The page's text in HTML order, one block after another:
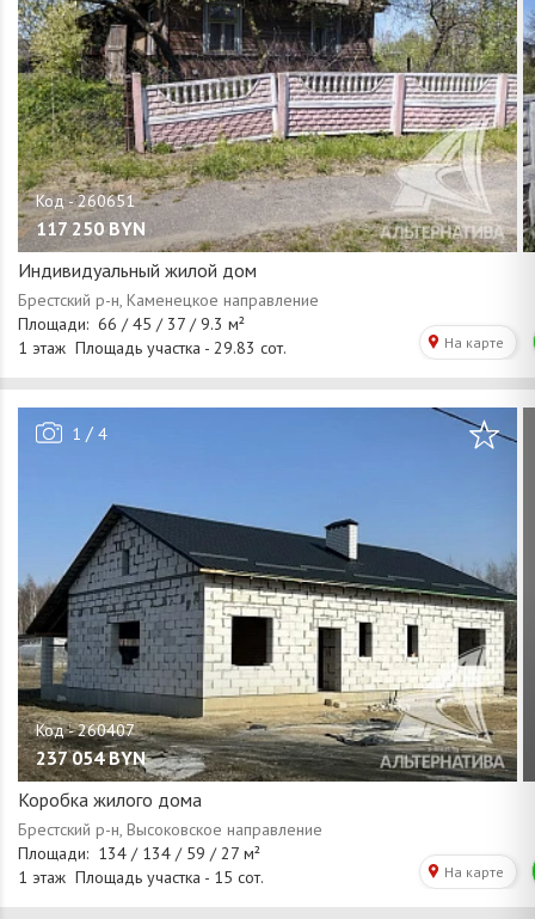
117 250 BYN
Индивидуальный жилой дом
1 / 4
237 054 BYN
Коробка жилого дома